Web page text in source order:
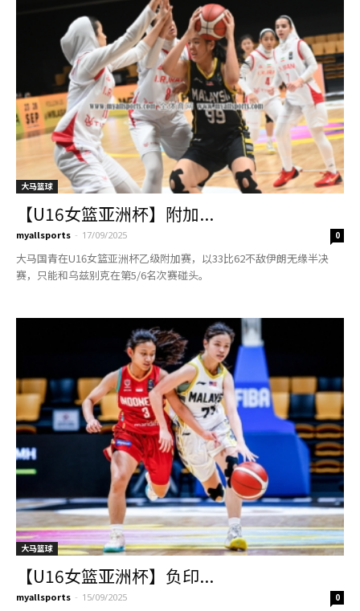
大马篮球
【U16女篮亚洲杯】附加...
myallsports - 17/09/2025 0
大马国青在U16女篮亚洲杯乙级附加赛，以33比62不敌伊朗无缘半决
赛，只能和乌兹别克在第5/6名次赛碰头。
大马篮球
【U16女篮亚洲杯】负印...
myallsports - 15/09/2025 0